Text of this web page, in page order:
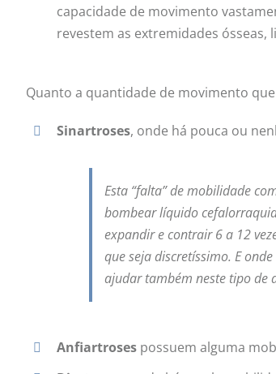
capacidade de movimento
revestem as extremidades
Quanto a quantidade de movimento
Sinartroses, onde há pouca ou
Esta “falta” de mobilidade
bombear líquido
expandir e contrair 6 a 12
que seja discretíssimo. E
ajudar também neste tipo de
Anfiartroses possuem alguma